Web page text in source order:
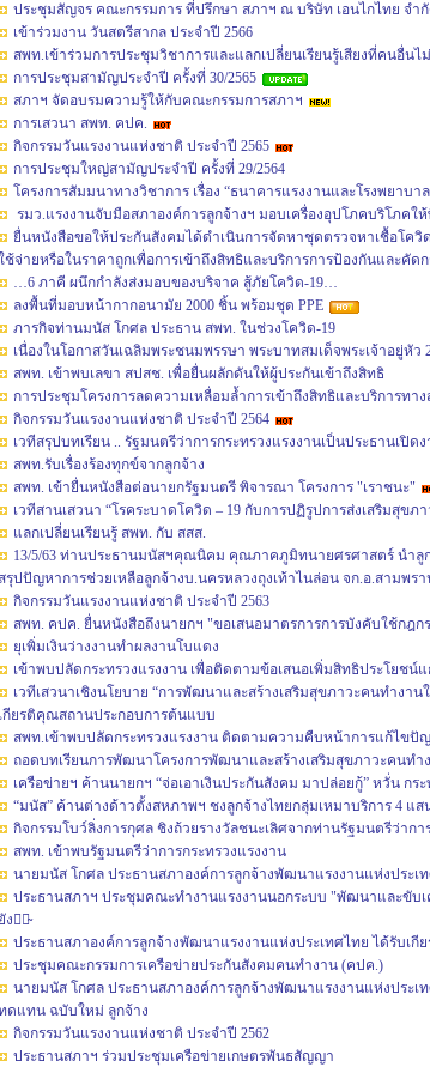
ประชุมสัญจร คณะกรรมการ ที่ปรึกษา สภาฯ ณ บริษัท เอนไกไทย จำ
เข้าร่วมงาน วันสตรีสากล ประจำปี 2566
สพท.เข้าร่วมการประชุมวิชาการและแลกเปลี่ยนเรียนรู้เสียงที่คนอื่นไ
การประชุมสามัญประจำปี ครั้งที่ 30/2565
สภาฯ จัดอบรมความรู้ให้กับคณะกรรมการสภาฯ
การเสวนา สพท. คปค.
กิจกรรมวันแรงงานแห่งชาติ ประจำปี 2565
การประชุมใหญ่สามัญประจำปี ครั้งที่ 29/2564
โครงการสัมมนาทางวิชาการ เรื่อง “ธนาคารแรงงานและโรงพยาบา
รมว.แรงงานจับมือสภาองค์การลูกจ้างฯ มอบเครื่องอุปโภคบริโภค
ยื่นหนังสือขอให้ประกันสังคมได้ดำเนินการจัดหาชุดตรวจหาเชื้อโควิ
ช้จ่ายหรือในราคาถูกเพื่อการเข้าถึงสิทธิและบริการการป้องกันและคัด
…6 ภาคี ผนึกกำลังส่งมอบของบริจาค สู้ภัยโควิด-19…
ลงพื้นที่มอบหน้ากากอนามัย 2000 ชิ้น พร้อมชุด PPE
ภารกิจท่านมนัส โกศล ประธาน สพท. ในช่วงโควิด-19
เนื่องในโอกาสวันเฉลิมพระชนมพรรษา พระบาทสมเด็จพระเจ้าอยู่หัว
สพท. เข้าพบเลขา สปสช. เพื่อยื่นผลักดันให้ผู้ประกันเข้าถึงสิทธิ
การประชุมโครงการลดความเหลื่อมล้ำการเข้าถึงสิทธิและบริการทา
กิจกรรมวันแรงงานแห่งชาติ ประจำปี 2564
เวทีสรุปบทเรียน .. รัฐมนตรีว่าการกระทรวงแรงงานเป็นประธานเปิด
สพท.รับเรื่องร้องทุกข์จากลูกจ้าง
สพท. เข้ายื่นหนังสือต่อนายกรัฐมนตรี พิจารณา โครงการ "เราชนะ"
เวทีสานเสวนา “โรคระบาดโควิด – 19 กับการปฏิรูปการส่งเสริมสุข
แลกเปลี่ยนเรียนรู้ สพท. กับ สสส.
13/5/63 ท่านประธานมนัสฯคุณนิคม คุณภาคภูมิทนายศรศาสตร์ นำลู
สรุปปัญหาการช่วยเหลือลูกจ้างบ.นครหลวงถุงเท้าไนล่อน จก.อ.สามพร
กิจกรรมวันแรงงานแห่งชาติ ประจำปี 2563
สพท. คปค. ยื่นหนังสือถึงนายกฯ "ขอเสนอมาตรการการบังคับใช้กฎก
ยุเพิ่มเงินว่างงานทำผลงานโบแดง
เข้าพบปลัดกระทรวงแรงงาน เพื่อติดตามข้อเสนอเพิ่มสิทธิประโยชน์แ
เวทีเสวนาเชิงนโยบาย “การพัฒนาและสร้างเสริมสุขภาวะคนทำง
เกียรติคุณสถานประกอบการต้นแบบ
สพท.เข้าพบปลัดกระทรวงแรงงาน ติดตามความคืบหน้าการแก้ไขปั
ถอดบทเรียนการพัฒนาโครงการพัฒนาและสร้างเสริมสุขภาวะคนทำ
เครือข่ายฯ ค้านนายกฯ “จ่อเอาเงินประกันสังคม มาปล่อยกู้” หวั่น ก
“มนัส” ค้านต่างด้าวตั้งสหภาพฯ ชงลูกจ้างไทยกลุ่มเหมาบริการ 4 แ
กิจกรรมโบว์ลิ่งการกุศล ชิงถ้วยรางวัลชนะเลิศจากท่านรัฐมนตรีว่ากา
สพท. เข้าพบรัฐมนตรีว่าการกระทรวงแรงงาน
นาย​มนัส​ โกศล​ ประธาน​สภา​องค์การ​ลูกจ้าง​พัฒนา​แรงงาน​แห่ง​ประเท
ประธานสภาฯ ประชุมคณะทำ​งาน​แรงงาน​นอก​ระบบ​ "พัฒนา​และ​ขับ
ยัง​มิ̴
ประธาน​สภา​องค์การ​ลูกจ้าง​พัฒนา​แรงงาน​แห่ง​ประเทศไทย​ ได้​รับ​เกี
ประชุมคณะกรรมการเครือข่ายประกันสังคมคนทำงาน (คปค.)
นายมนัส​ โกศล​ ประธาน​สภา​องค์การ​ลูกจ้าง​พัฒนา​แรงงาน​แห่ง​ประ
ดแทน​ ฉบับใหม่​ ลูกจ้าง
กิจกรรมวันแรงงานแห่งชาติ ประจำปี 2562
ประธานสภาฯ ร่วมประชุมเครือข่ายเกษตรพันธสัญญา